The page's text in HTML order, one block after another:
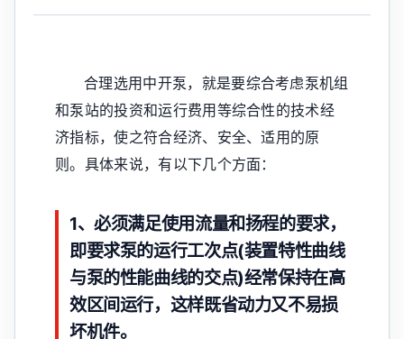
合理选用中开泵，就是要综合考虑泵机组
和泵站的投资和运行费用等综合性的技术经
济指标，使之符合经济、安全、适用的原
则。具体来说，有以下几个方面：
1、必须满足使用流量和扬程的要求，
即要求泵的运行工次点(装置特性曲线
与泵的性能曲线的交点)经常保持在高
效区间运行，这样既省动力又不易损
坏机件。